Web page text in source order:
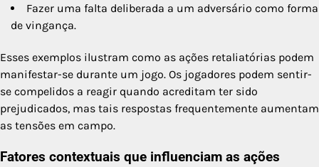
Fazer uma falta deliberada a um adversário como forma
de vingança.
Esses exemplos ilustram como as ações retaliatórias podem
manifestar-se durante um jogo. Os jogadores podem sentir-
se compelidos a reagir quando acreditam ter sido
prejudicados, mas tais respostas frequentemente aumentam
as tensões em campo.
Fatores contextuais que influenciam as ações